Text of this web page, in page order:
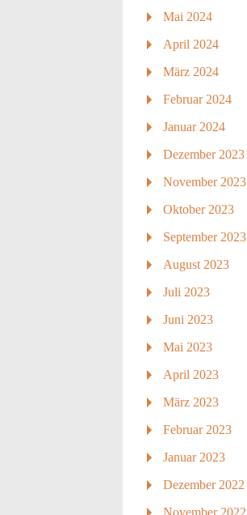
Mai 2024
April 2024
März 2024
Februar 2024
Januar 2024
Dezember 2023
November 2023
Oktober 2023
September 2023
August 2023
Juli 2023
Juni 2023
Mai 2023
April 2023
März 2023
Februar 2023
Januar 2023
Dezember 2022